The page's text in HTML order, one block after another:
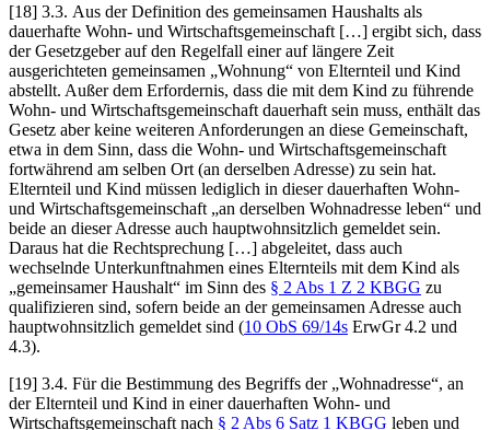
[18] 3.3. Aus der Definition des gemeinsamen Haushalts als
dauerhafte Wohn- und Wirtschaftsgemeinschaft […] ergibt sich, dass
der Gesetzgeber auf den Regelfall einer auf längere Zeit
ausgerichteten gemeinsamen „Wohnung“ von Elternteil und Kind
abstellt. Außer dem Erfordernis, dass die mit dem Kind zu führende
Wohn- und Wirtschaftsgemeinschaft dauerhaft sein muss, enthält das
Gesetz aber keine weiteren Anforderungen an diese Gemeinschaft,
etwa in dem Sinn, dass die Wohn- und Wirtschaftsgemeinschaft
fortwährend am selben Ort (an derselben Adresse) zu sein hat.
Elternteil und Kind müssen lediglich in dieser dauerhaften Wohn-
und Wirtschaftsgemeinschaft „an derselben Wohnadresse leben“ und
beide an dieser Adresse auch hauptwohnsitzlich gemeldet sein.
Daraus hat die Rechtsprechung […] abgeleitet, dass auch
wechselnde Unterkunftnahmen eines Elternteils mit dem Kind als
„gemeinsamer Haushalt“ im Sinn des § 2 Abs 1 Z 2 KBGG zu
qualifizieren sind, sofern beide an der gemeinsamen Adresse auch
hauptwohnsitzlich gemeldet sind (10 ObS 69/14s ErwGr 4.2 und
4.3).
[19] 3.4. Für die Bestimmung des Begriffs der „Wohnadresse“, an
der Elternteil und Kind in einer dauerhaften Wohn- und
Wirtschaftsgemeinschaft nach § 2 Abs 6 Satz 1 KBGG leben und